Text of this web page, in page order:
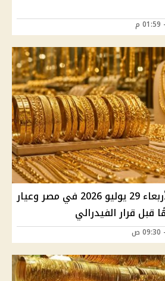
سعر الذهب اليوم الأربعاء 29 يوليو 2026 في مصر وعيار